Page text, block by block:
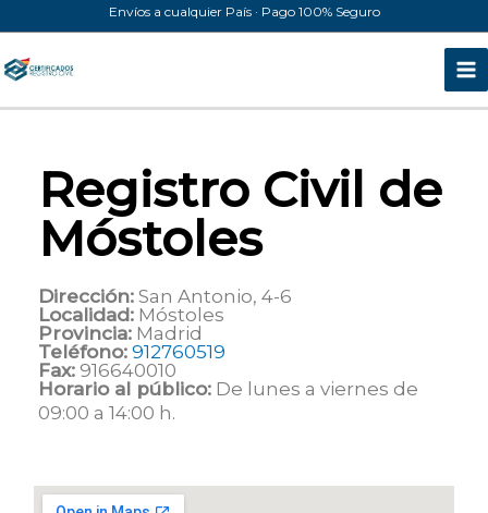
al
contenido
Envíos a cualquier País · Pago 100% Seguro
Registro Civil de
Móstoles
Dirección: San Antonio, 4-6
Localidad: Móstoles
Provincia: Madrid
Teléfono: 912760519
Fax: 916640010
Horario al público: De lunes a viernes de
09:00 a 14:00 h.